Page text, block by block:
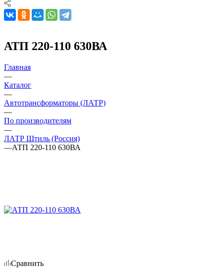
АТП 220-110 630ВА
Главная
—
Каталог
—
Автотрансформаторы (ЛАТР)
—
По производителям
—
ЛАТР Штиль (Россия)
—АТП 220-110 630ВА
Сравнить